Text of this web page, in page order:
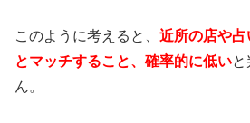
このように考えると、 近所の店や占
とマッチすること、確率的に低い
ん。